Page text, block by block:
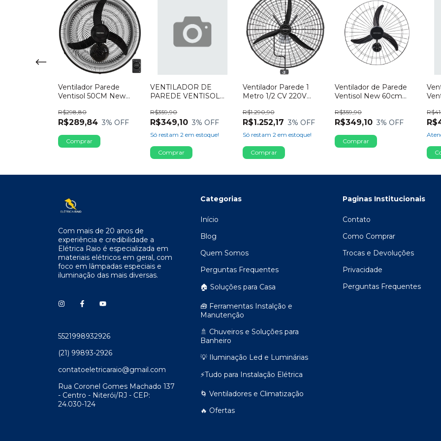
Ventilador Parede
Ventisol 50CM New
R$289,84
R$298,80
3% OFF
VENTILADOR DE
PAREDE VENTISOL
60CM 220V BRANCO
R$349,10
R$359,90
3% OFF
Só restam2 em estoque!
Ventilador Parede 1
Metro 1/2 CV 220V
R$1.252,17
R$1.290,90
3% OFF
Só restam 2em estoque!
Ventilador de Parede
Ventisol New 60cm
Potência e Durabilidade
R$349,10
R$359,90
3% OFF
Com mais de 20 anos de
experiência e credibilidade a
Elétrica Raio é especializada em
materiais elétricos em geral, com
foco em lâmpadas especiais e
iluminação das mais diversas.
5521998932926
(21) 99893-2926
contatoeletricaraio@gmail.com
Rua Coronel Gomes Machado 137
- Centro - Niterói/RJ - CEP:
24.030-124
Categorias
Início
Blog
Quem Somos
Perguntas Frequentes
🏠 Soluções para Casa
🧰 Ferramentas Instalção e
Manutenção
🚿 Chuveiros e Soluções para
Banheiro
💡 Iluminação Led e Luminárias
⚡Tudo para Instalação Elétrica
🌀 Ventiladores e Climatização
🔥 Ofertas
Paginas Institucionais
Contato
Como Comprar
Trocas e Devoluções
Privacidade
Perguntas Frequentes